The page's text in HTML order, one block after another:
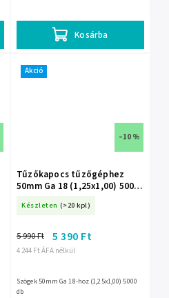
Kosárba
Akció
–10 %
Tűzőkapocs tűzőgéphez
50mm Ga 18 (1,25x1,00) 5000
Készleten (>20 kpl)
4 244 Ft ÁFA nélkül
5 990 Ft 5 390 Ft
Szögek 50mm Ga 18-hoz (1,25x1,00) 5000
db